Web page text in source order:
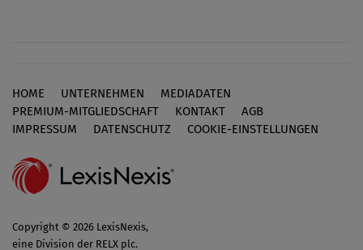
Footer
HOME UNTERNEHMEN
MEDIADATEN
PREMIUM-MITGLIEDSCHAFT
KONTAKT
AGB
IMPRESSUM
DATENSCHUTZ COOKIE-EINSTELLUNGEN
Copyright © 2026 LexisNexis,
eine Division der RELX plc.